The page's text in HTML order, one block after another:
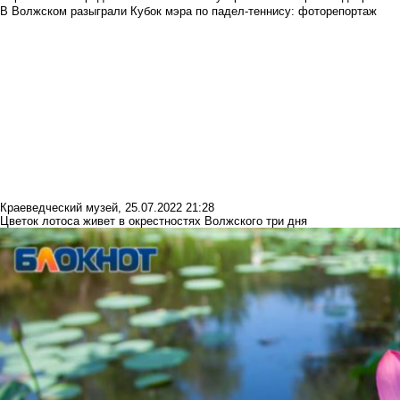
В Волжском разыграли Кубок мэра по падел-теннису: фоторепортаж
Краеведческий музей, 25.07.2022 21:28
Цветок лотоса живет в окрестностях Волжского три дня